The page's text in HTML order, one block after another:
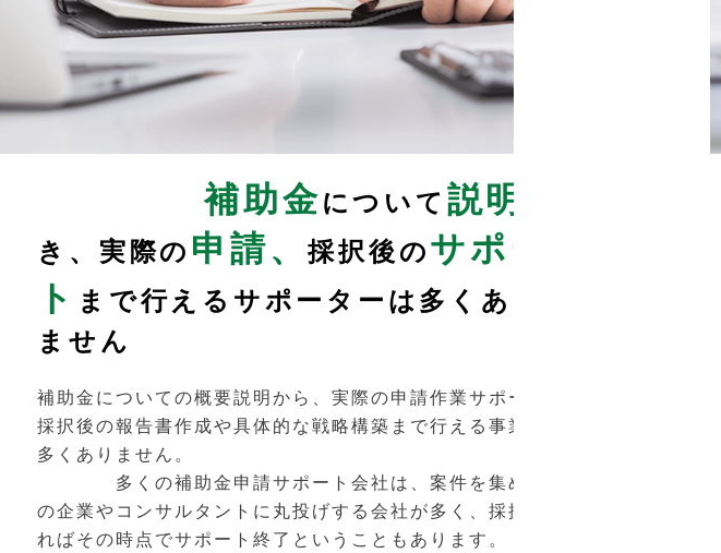
補助金について 説明
き、実際の 申請、採択後のサポー
ト まで行えるサポーターは多くあり
ません
補助金についての概要説明から、実際の申請作業サポート、
採択後の報告書作成や具体的な戦略構築まで行える事業者は
多くありません。
多くの補助金申請サポート会社は、案件を集めて別
の企業やコンサルタントに丸投げする会社が多く、採択され
ればその時点でサポート終了ということもあります。